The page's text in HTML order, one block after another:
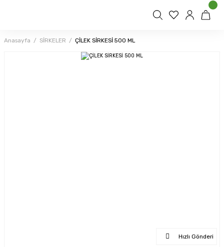
Anasayfa SİRKELER ÇİLEK SİRKESİ 500 ML
Hızlı Gönderi